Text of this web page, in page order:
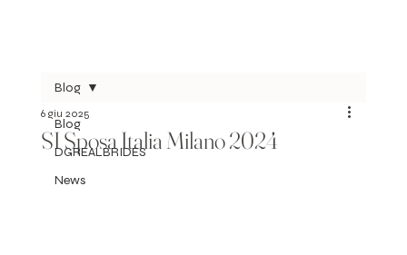
Blog
DGREALBRIDES
News
Blog
SI Sposa Italia Milano 2024
6 giu 2025